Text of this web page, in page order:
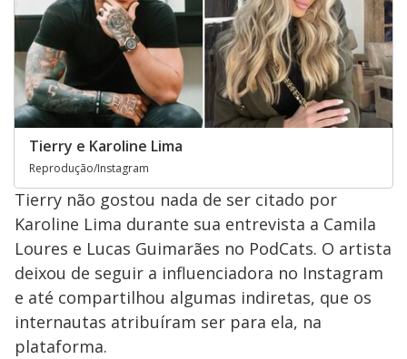
Tierry e Karoline Lima
Reprodução/Instagram
Tierry não gostou nada de ser citado por
Karoline Lima durante sua entrevista a Camila
Loures e Lucas Guimarães no PodCats. O artista
deixou de seguir a influenciadora no Instagram
e até compartilhou algumas indiretas, que os
internautas atribuíram ser para ela, na
plataforma.